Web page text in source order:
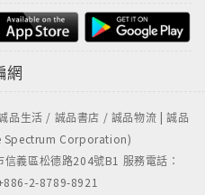
網
生活 / 誠品書店 / 誠品物流 | 誠品
Spectrum Corporation)
義區松德路204號B1 服務電話：
2-8789-8921